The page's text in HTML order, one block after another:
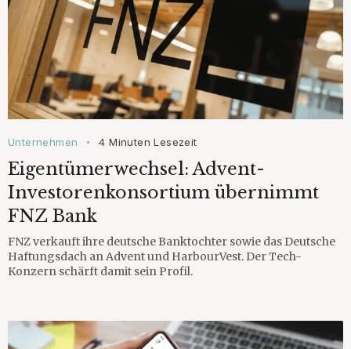
Unternehmen • 4 Minuten Lesezeit
Eigentümerwechsel: Advent-
Investorenkonsortium übernimmt
FNZ Bank
FNZ verkauft ihre deutsche Banktochter sowie das Deutsche
Haftungsdach an Advent und HarbourVest. Der Tech-
Konzern schärft damit sein Profil.